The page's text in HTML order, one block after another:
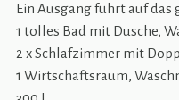
Ein Ausgang führt auf das
1 tolles Bad mit Dusche,
2 x Schlafzimmer mit
1 Wirtschaftsraum,